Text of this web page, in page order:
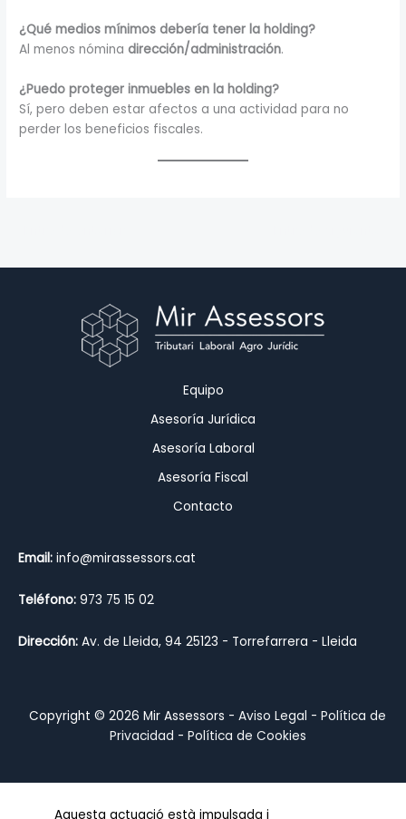
¿Qué medios mínimos debería tener la holding?
Al menos nóminadirección/administración.
¿Puedo proteger inmuebles en la holding?
Sí, pero deben estar afectos a una actividad para no
perder los beneficios fiscales.
Equipo
Asesoría Jurídica
Asesoría Laboral
Asesoría Fiscal
Contacto
Email: info@mirassessors.cat
Teléfono: 973 75 15 02
Dirección: Av. de Lleida, 94 25123 - Torrefarrera - Lleida
Copyright © 2026 Mir Assessors - Aviso Legal - Política de
Privacidad - Política de Cookies
Aquesta actuació està impulsada i